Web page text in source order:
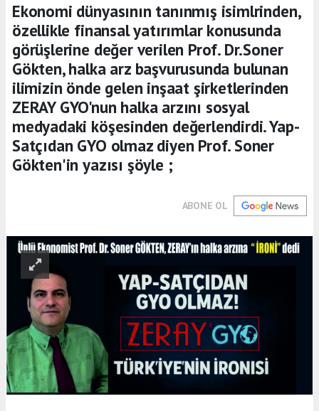
Ekonomi dünyasının tanınmış isimlrinden,
özellikle finansal yatırımlar konusunda
görüşlerine değer verilen Prof. Dr.Soner
Gökten, halka arz başvurusunda bulunan
ilimizin önde gelen inşaat şirketlerinden
ZERAY GYO'nun halka arzını sosyal
medyadaki köşesinden değerlendirdi. Yap-
Satçıdan GYO olmaz diyen Prof. Soner
Gökten'in yazısı şöyle ;
ABONE OL